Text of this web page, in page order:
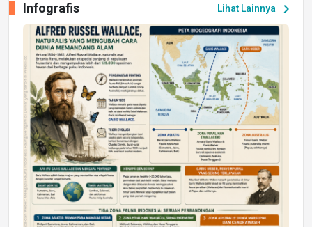
Peluang Kerja dan Magang
Jumat, 17 Jul 2026 22:30
DAERAH
Astra Motor Kalimantan Timur 2 Dukung
Mahasiswa Samarinda dalam Astra
Honda SDGs Future Leaders 2026
Jumat, 10 Jul 2026 19:01
Lihat Lainnya chevron_right
Infografis